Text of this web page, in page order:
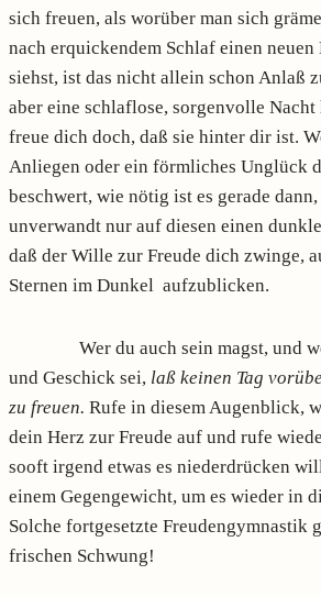
sich freuen, als worüber man sich
nach erquickendem Schlaf einen
siehst, ist das nicht allein schon Anlaß
aber eine schlaflose, sorgenvolle
freue dich doch, daß sie hinter dir ist.
Anliegen oder ein förmliches Unglück
beschwert, wie nötig ist es gerade
unverwandt nur auf diesen einen
daß der Wille zur Freude dich zwinge,
Sternen im Dunkel aufzublicken.
Wer du auch sein magst, und
und Geschick sei, laß keinen Tag
zu freuen. Rufe in diesem Augenblick,
dein Herz zur Freude auf und rufe
sooft irgend etwas es niederdrücken
einem Gegengewicht, um es wieder in
Solche fortgesetzte Freudengymnastik
frischen Schwung!